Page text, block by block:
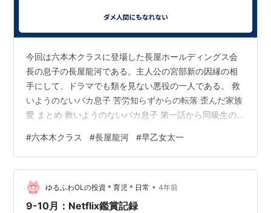
今回は六本木クラスに登場した長屋ホールディングス会
長の息子の長屋龍河である。主人公の宮部新の因縁の相
手にして、ドラマでも類を見ない悪役の一人である。 救
いようのないバカ息子 苦労知らずからの転落 歪んだ家族
愛 まとめ 救いようのないバカ息子 第一話から同級生の
れを見かねた新からブン殴られて、新は退学になるけれ
ども龍河は何のお咎めなし。 それだけに留まらず、今度
は新の父親をひき逃げで死に追いやるという取り返しの
つかない過ちを犯してしまい、それでも法的な裁きを受
けないという理不尽ぶり(これに関しては父の長屋茂会長
#六本木クラス #長屋龍河 #早乙女太一
ゆるふわOLの投資＊育児＊日常 • 4年前
9-10月：Netflix鑑賞記録